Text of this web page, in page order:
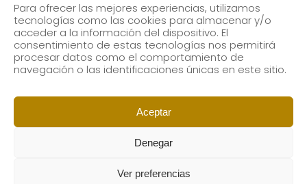
Para ofrecer las mejores experiencias, utilizamos
tecnologías como las cookies para almacenar y/o
acceder a la información del dispositivo. El
consentimiento de estas tecnologías nos permitirá
procesar datos como el comportamiento de
navegación o las identificaciones únicas en este sitio.
Aceptar
Denegar
Ver preferencias
Subscribe to our newsletter to receive our news by
email.